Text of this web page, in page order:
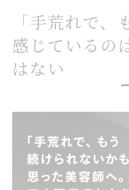
由を解説
続けられない不
実態
美容師の三大職業病
が起きる本当の仕組み
「手荒れで、
感じているの
はない